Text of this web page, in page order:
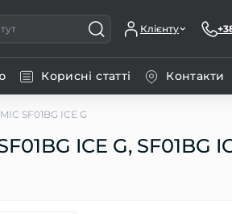
Клієнту
Корисні статті Контакти
SF01BG ICE G
ICE G, SF01BG